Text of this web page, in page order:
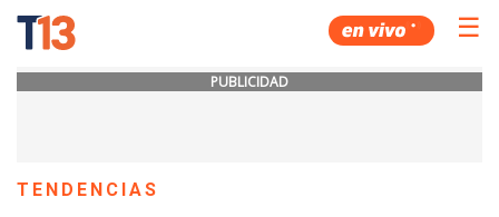
☰
PUBLICIDAD
TENDENCIAS